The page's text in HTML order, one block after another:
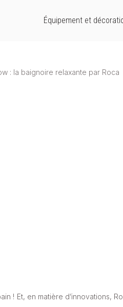
Équipement et
: la baignoire relaxante par Roca
! Et, en matière d’innovations,